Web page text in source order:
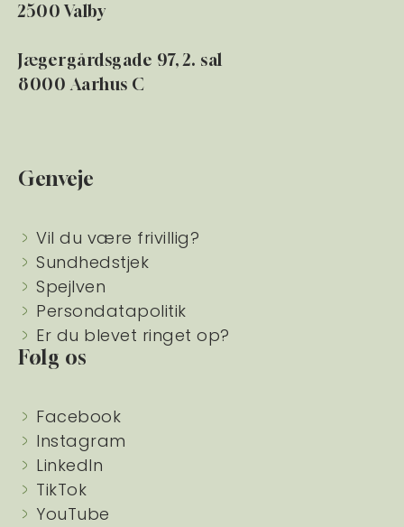
2500 Valby
Jægergårdsgade 97, 2. sal
8000 Aarhus C
Genveje
Vil du være frivillig?
Sundhedstjek
Spejlven
Persondatapolitik
Er du blevet ringet op?
Følg os
Facebook
Instagram
LinkedIn
TikTok
YouTube